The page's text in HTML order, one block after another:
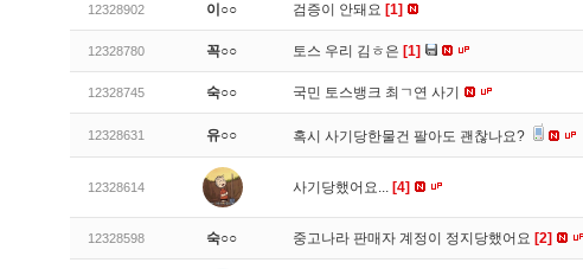
12328902 이○○ 검증이 안돼요 [1]
12328780 꼭○○ 토스 우리 김ㅎ은 [1]
12328745 숙○○ 국민 토스뱅크 최ㄱ연 사기
12328631 유○○ 혹시 사기당한물건 팔아도 괜찮나요?
12328614 사기당했어요... [4]
12328598 숙○○ 중고나라 판매자 계정이 정지당했어요 [2]